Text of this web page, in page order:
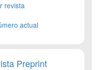
revista
actual
Preprint